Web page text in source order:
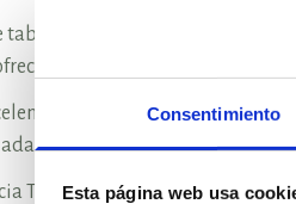
Consentimiento
Esta página web usa
taberna ha desarrollado un
una experiencia
propuesta de interiorismo
Taberna del Volapié obtendrás